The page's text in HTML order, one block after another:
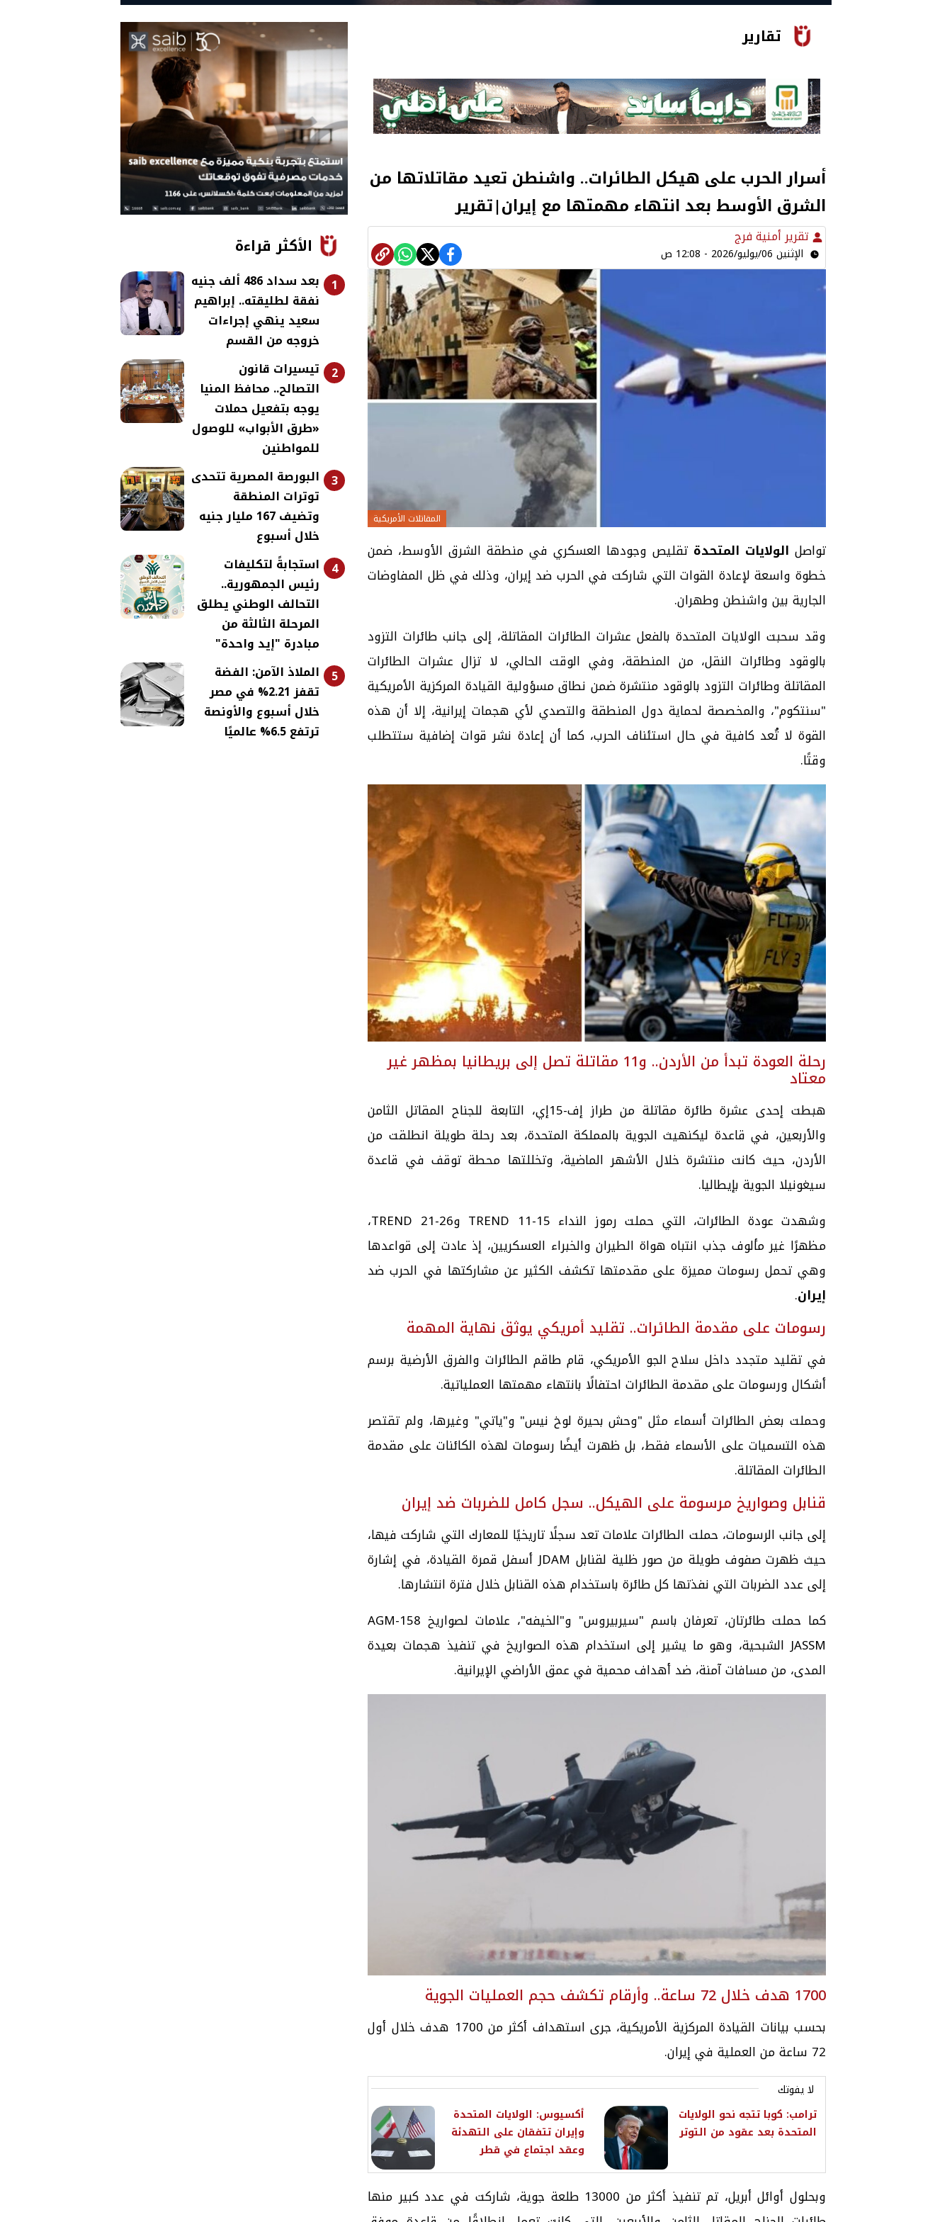
تقارير
أسرار الحرب على هيكل الطائرات.. واشنطن تعيد مقاتلاتها من
الشرق الأوسط بعد انتهاء مهمتها مع إيران|تقرير
تقرير أمنية فرج
الإثنين 06/يوليو/2026 - 12:08 ص
المقاتلات الأمريكية
تواصل الولايات المتحدة تقليص وجودها العسكري في منطقة الشرق الأوسط، ضمن
خطوة واسعة لإعادة القوات التي شاركت في الحرب ضد إيران، وذلك في ظل المفاوضات
الجارية بين واشنطن وطهران.
وقد سحبت الولايات المتحدة بالفعل عشرات الطائرات المقاتلة، إلى جانب طائرات التزود
بالوقود وطائرات النقل، من المنطقة، وفي الوقت الحالي، لا تزال عشرات الطائرات
المقاتلة وطائرات التزود بالوقود منتشرة ضمن نطاق مسؤولية القيادة المركزية الأمريكية
"سنتكوم"، والمخصصة لحماية دول المنطقة والتصدي لأي هجمات إيرانية، إلا أن هذه
القوة لا تُعد كافية في حال استئناف الحرب، كما أن إعادة نشر قوات إضافية ستتطلب
وقتًا.
رحلة العودة تبدأ من الأردن.. و11 مقاتلة تصل إلى بريطانيا بمظهر غير
معتاد
هبطت إحدى عشرة طائرة مقاتلة من طراز إف-15إي، التابعة للجناح المقاتل الثامن
والأربعين، في قاعدة ليكنهيث الجوية بالمملكة المتحدة، بعد رحلة طويلة انطلقت من
الأردن، حيث كانت منتشرة خلال الأشهر الماضية، وتخللتها محطة توقف في قاعدة
سيغونيلا الجوية بإيطاليا.
وشهدت عودة الطائرات، التي حملت رموز النداء TREND 11-15 وTREND 21-26،
مظهرًا غير مألوف جذب انتباه هواة الطيران والخبراء العسكريين، إذ عادت إلى قواعدها
وهي تحمل رسومات مميزة على مقدمتها تكشف الكثير عن مشاركتها في الحرب ضد
إيران.
رسومات على مقدمة الطائرات.. تقليد أمريكي يوثق نهاية المهمة
في تقليد متجدد داخل سلاح الجو الأمريكي، قام طاقم الطائرات والفرق الأرضية برسم
أشكال ورسومات على مقدمة الطائرات احتفالًا بانتهاء مهمتها العملياتية.
وحملت بعض الطائرات أسماء مثل "وحش بحيرة لوخ نيس" و"ياتي" وغيرها، ولم تقتصر
هذه التسميات على الأسماء فقط، بل ظهرت أيضًا رسومات لهذه الكائنات على مقدمة
الطائرات المقاتلة.
قنابل وصواريخ مرسومة على الهيكل.. سجل كامل للضربات ضد إيران
إلى جانب الرسومات، حملت الطائرات علامات تعد سجلًا تاريخيًا للمعارك التي شاركت فيها،
حيث ظهرت صفوف طويلة من صور ظلية لقنابل JDAM أسفل قمرة القيادة، في إشارة
إلى عدد الضربات التي نفذتها كل طائرة باستخدام هذه القنابل خلال فترة انتشارها.
كما حملت طائرتان، تعرفان باسم "سيربيروس" و"الخيفه"، علامات لصواريخ AGM-158
JASSM الشبحية، وهو ما يشير إلى استخدام هذه الصواريخ في تنفيذ هجمات بعيدة
المدى، من مسافات آمنة، ضد أهداف محمية في عمق الأراضي الإيرانية.
1700 هدف خلال 72 ساعة.. وأرقام تكشف حجم العمليات الجوية
بحسب بيانات القيادة المركزية الأمريكية، جرى استهداف أكثر من 1700 هدف خلال أول
72 ساعة من العملية في إيران.
لا يفوتك
ترامب: كوبا تتجه نحو الولايات
المتحدة بعد عقود من التوتر
أكسيوس: الولايات المتحدة
وإيران تتفقان على التهدئة
وعقد اجتماع في قطر
وبحلول أوائل أبريل، تم تنفيذ أكثر من 13000 طلعة جوية، شاركت في عدد كبير منها
الأكثر قراءة
1
بعد سداد 486 ألف جنيه
نفقة لطليقته.. إبراهيم
سعيد ينهي إجراءات
خروجه من القسم
2
تيسيرات قانون
التصالح.. محافظ المنيا
يوجه بتفعيل حملات
«طرق الأبواب» للوصول
للمواطنين
3 البورصة المصرية تتحدى
توترات المنطقة
وتضيف 167 مليار جنيه
خلال أسبوع
4
استجابةً لتكليفات
رئيس الجمهورية..
التحالف الوطني يطلق
المرحلة الثالثة من
مبادرة "إيد واحدة"
5
الملاذ الآمن: الفضة
تقفز 2.21% في مصر
خلال أسبوع والأونصة
ترتفع 6.5% عالميًا